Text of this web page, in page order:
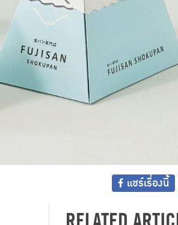
แชร์เรื่องนี้
RELATED